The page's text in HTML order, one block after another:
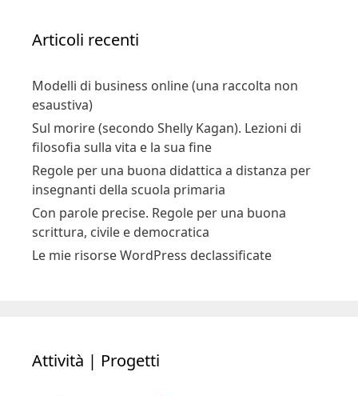
Articoli recenti
Modelli di business online (una raccolta non
esaustiva)
Sul morire (secondo Shelly Kagan). Lezioni di
filosofia sulla vita e la sua fine
Regole per una buona didattica a distanza per
insegnanti della scuola primaria
Con parole precise. Regole per una buona
scrittura, civile e democratica
Le mie risorse WordPress declassificate
Attività | Progetti